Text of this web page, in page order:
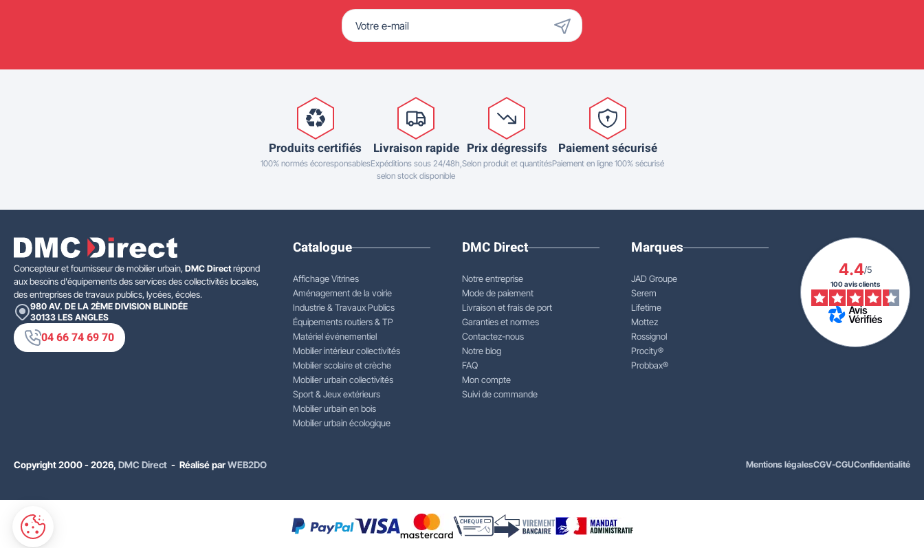
Produits certifiés
100% normés écoresponsables
Livraison rapide
Expéditions sous 24/48h,
selon stock disponible
Prix dégressifs
Selon produit et quantités
Paiement sécurisé
Paiement en ligne 100% sécurisé
Concepteur et fournisseur de mobilier urbain, DMC Directrépond
aux besoins d'équipements des services des collectivités locales,
des entreprises de travaux publics, lycées, écoles.
980 AV. DE LA 2ÈME DIVISION BLINDÉE
30133 LES ANGLES
04 66 74 69 70
Catalogue
Affichage Vitrines
Aménagement de la voirie
Industrie & Travaux Publics
Équipements routiers & TP
Matériel événementiel
Mobilier intérieur collectivités
Mobilier scolaire et crèche
Mobilier urbain collectivités
Sport & Jeux extérieurs
Mobilier urbain en bois
Mobilier urbain écologique
DMC Direct
Notre entreprise
Mode de paiement
Livraison et frais de port
Garanties et normes
Contactez-nous
Notre blog
FAQ
Mon compte
Suivi de commande
Marques
JAD Groupe
Serem
Lifetime
Mottez
Rossignol
Procity®
Probbax®
4.4/5
100 avis clients
Copyright 2000 - 2026, DMC Direct - Réalisé parWEB2DO Mentions légalesCGV-CGUConfidentialité